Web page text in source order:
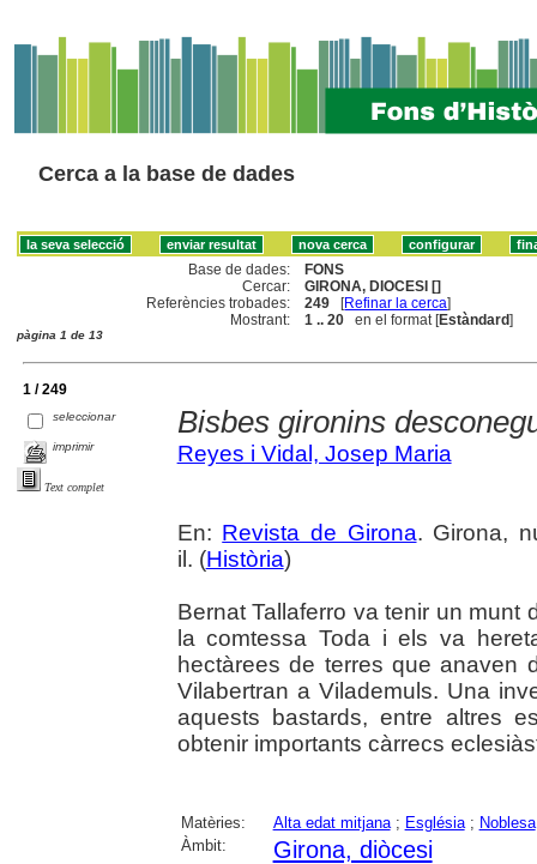
Cerca a la base de dades
Base de dades:
FONS
Cercar:
GIRONA, DIOCESI []
Referències trobades:
249 [Refinar la cerca]
Mostrant:
1 .. 20 en el format [Estàndard]
pàgina 1 de 13
1 / 249
seleccionar
imprimir
Text complet
Bisbes gironins
Reyes i Vidal, Josep Maria
En: Revista de Girona. Girona,
il. (Història)
Bernat Tallaferro va tenir un munt
la comtessa Toda i els va
hectàrees de terres que
Vilabertran a Vilademuls. Una
aquests bastards, entre altres
obtenir importants càrrecs
Matèries: Alta edat mitjana; Església; Noblesa
Àmbit:
Girona, diòcesi